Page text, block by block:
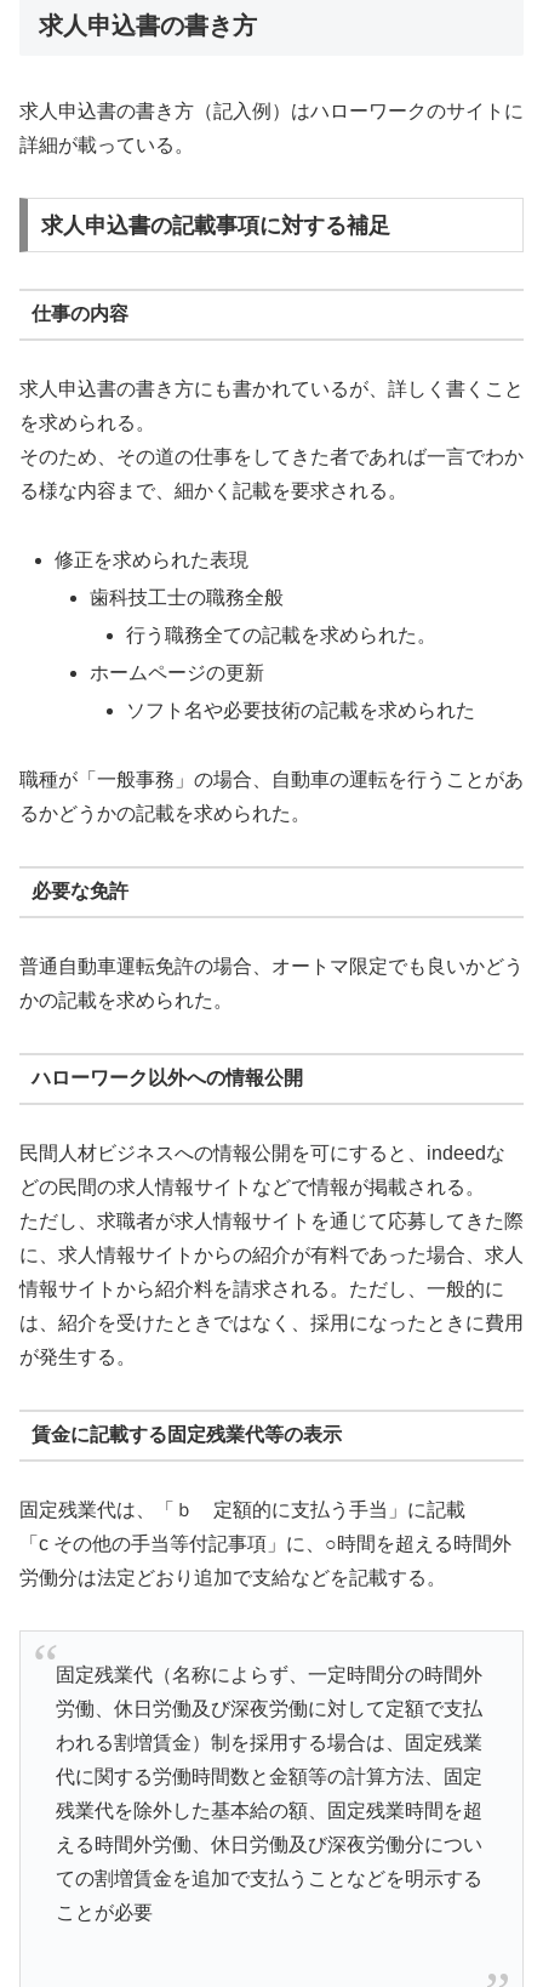
求人申込書の書き方
求人申込書の書き方（記入例）はハローワークのサイトに
詳細が載っている。
求人申込書の記載事項に対する補足
仕事の内容
求人申込書の書き方にも書かれているが、詳しく書くこと
を求められる。
そのため、その道の仕事をしてきた者であれば一言でわか
る様な内容まで、細かく記載を要求される。
修正を求められた表現
歯科技工士の職務全般
行う職務全ての記載を求められた。
ホームページの更新
ソフト名や必要技術の記載を求められた
職種が「一般事務」の場合、自動車の運転を行うことがあ
るかどうかの記載を求められた。
必要な免許
普通自動車運転免許の場合、オートマ限定でも良いかどう
かの記載を求められた。
ハローワーク以外への情報公開
民間人材ビジネスへの情報公開を可にすると、indeedな
どの民間の求人情報サイトなどで情報が掲載される。
ただし、求職者が求人情報サイトを通じて応募してきた際
に、求人情報サイトからの紹介が有料であった場合、求人
情報サイトから紹介料を請求される。ただし、一般的に
は、紹介を受けたときではなく、採用になったときに費用
が発生する。
賃金に記載する固定残業代等の表示
固定残業代は、「ｂ 定額的に支払う手当」に記載
「c その他の手当等付記事項」に、○時間を超える時間外
労働分は法定どおり追加で支給などを記載する。
固定残業代（名称によらず、一定時間分の時間外
労働、休日労働及び深夜労働に対して定額で支払
われる割増賃金）制を採用する場合は、固定残業
代に関する労働時間数と金額等の計算方法、固定
残業代を除外した基本給の額、固定残業時間を超
える時間外労働、休日労働及び深夜労働分につい
ての割増賃金を追加で支払うことなどを明示する
ことが必要